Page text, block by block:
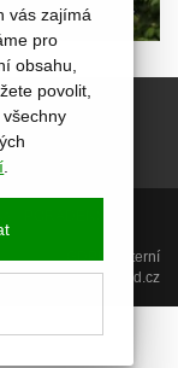
vás zajímá
pro
obsahu,
povolit,
|GDPR
Interní
sekce| web: icard.cz